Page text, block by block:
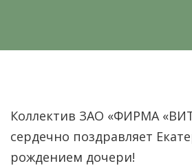
Коллектив ЗАО «ФИРМА
сердечно поздравляет
рождением дочери!